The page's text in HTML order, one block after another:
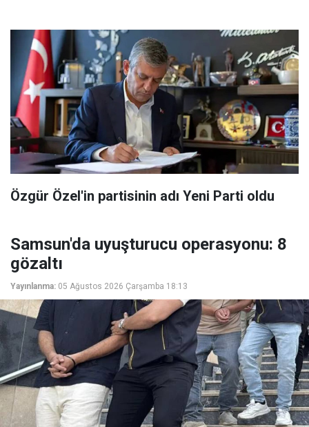
Özgür Özel'in partisinin adı Yeni Parti oldu
Samsun'da uyuşturucu operasyonu: 8
gözaltı
Yayınlanma: 05 Ağustos 2026 Çarşamba 18:13